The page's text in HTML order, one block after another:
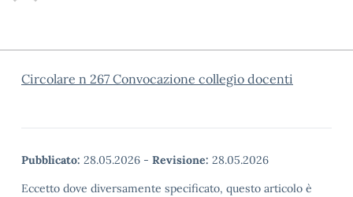
Circolare n 267 Convocazione collegio docenti
Pubblicato: 28.05.2026 - Revisione: 28.05.2026
Eccetto dove diversamente specificato, questo articolo è